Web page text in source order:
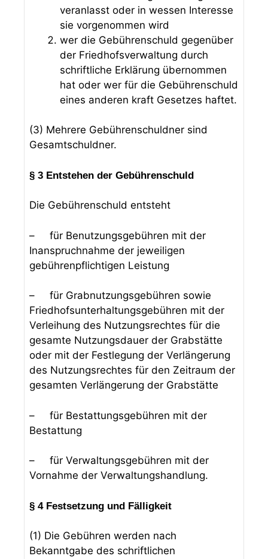
veranlasst oder in wessen Interesse
sie vorgenommen wird
wer die Gebührenschuld gegenüber
der Friedhofsverwaltung durch
schriftliche Erklärung übernommen
hat oder wer für die Gebührenschuld
eines anderen kraft Gesetzes haftet.
(3) Mehrere Gebührenschuldner sind
Gesamtschuldner.
§ 3 Entstehen der Gebührenschuld
Die Gebührenschuld entsteht
– für Benutzungsgebühren mit der
Inanspruchnahme der jeweiligen
gebührenpflichtigen Leistung
– für Grabnutzungsgebühren sowie
Friedhofsunterhaltungsgebühren mit der
Verleihung des Nutzungsrechtes für die
gesamte Nutzungsdauer der Grabstätte
oder mit der Festlegung der Verlängerung
des Nutzungsrechtes für den Zeitraum der
gesamten Verlängerung der Grabstätte
– für Bestattungsgebühren mit der
Bestattung
– für Verwaltungsgebühren mit der
Vornahme der Verwaltungshandlung.
§ 4 Festsetzung und Fälligkeit
(1) Die Gebühren werden nach
Bekanntgabe des schriftlichen